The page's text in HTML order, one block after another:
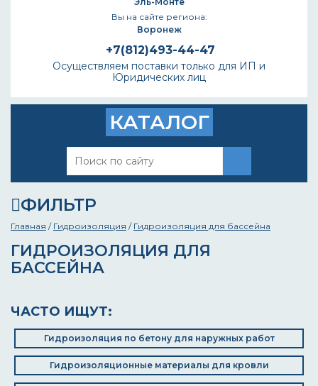
Вы на сайте региона:
Воронеж
+7(812)493-44-47
Осуществляем поставки только для ИП и
Юридических лиц
КАТАЛОГ
ФИЛЬТР
Главная / Гидроизоляция / Гидроизоляция для бассейна
ГИДРОИЗОЛЯЦИЯ ДЛЯ
БАССЕЙНА
ЧАСТО ИЩУТ:
Гидроизоляция по бетону для наружных работ
Гидроизоляционные материалы для кровли